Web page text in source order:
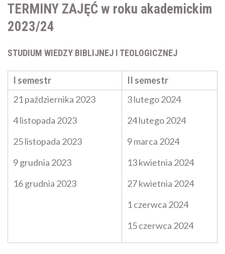
TERMINY ZAJĘĆ w roku akademickim
2023/24
STUDIUM WIEDZY BIBLIJNEJ I TEOLOGICZNEJ
I semestr
II semestr
21 października 2023
4 listopada 2023
25 listopada 2023
9 grudnia 2023
16 grudnia 2023
3 lutego 2024
24 lutego 2024
9 marca 2024
13 kwietnia 2024
27 kwietnia 2024
1 czerwca 2024
15 czerwca 2024